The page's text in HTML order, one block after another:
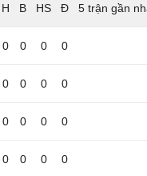
5 trận gần
0 0 0 0
0 0 0 0
0 0 0 0
0 0 0 0